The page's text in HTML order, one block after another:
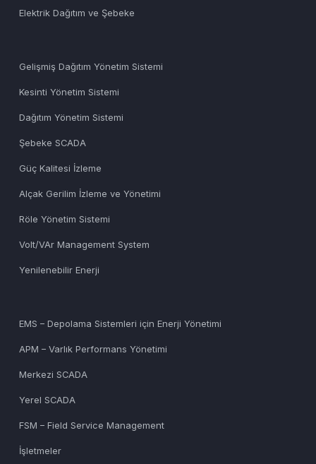
Elektrik Dağıtım ve Şebeke
Gelişmiş Dağıtım Yönetim Sistemi
Kesinti Yönetim Sistemi
Dağıtım Yönetim Sistemi
Şebeke SCADA
Güç Kalitesi İzleme
Alçak Gerilim İzleme ve Yönetimi
Röle Yönetim Sistemi
Volt/VAr Management System
Yenilenebilir Enerji
EMS – Depolama Sistemleri için Enerji Yönetimi
APM – Varlık Performans Yönetimi
Merkezi SCADA
Yerel SCADA
FSM – Field Service Management
İşletmeler